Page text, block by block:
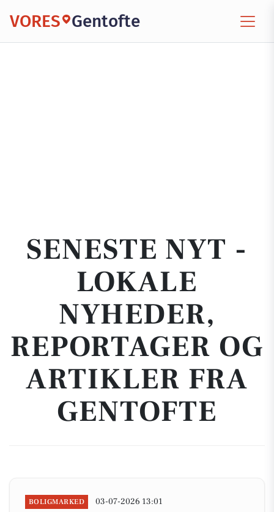
VORES Gentofte
SENESTE NYT -
LOKALE
NYHEDER,
REPORTAGER OG
ARTIKLER FRA
GENTOFTE
BOLIGMARKED 03-07-2026 13:01